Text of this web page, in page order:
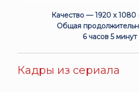
Качество — 1920 x 1080
Общая
6 часов 5 минут
Кадры из сериала